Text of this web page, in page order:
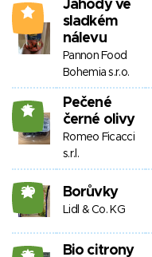
0
Jahody ve
sladkém
nálevu
Pannon Food
Bohemia s.r.o.
15
Pečené
černé olivy
Romeo Ficacci
s.r.l.
20 Borůvky
Lidl & Co. KG
Bio citrony